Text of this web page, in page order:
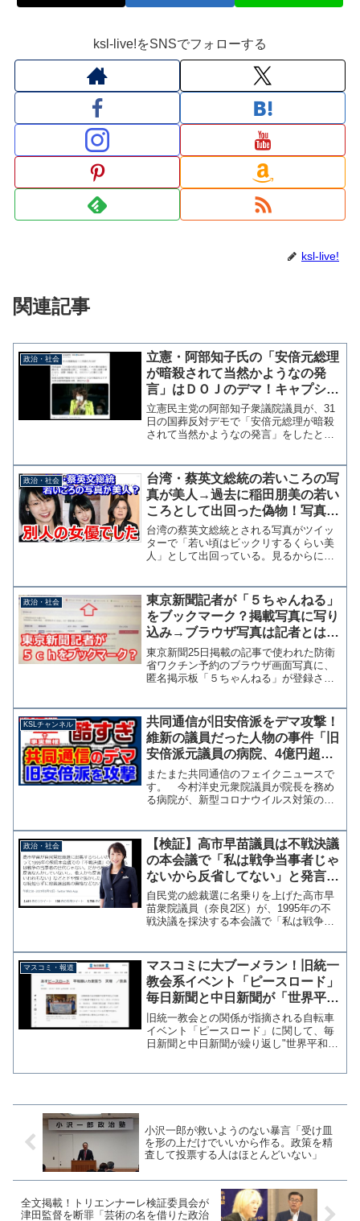
ksl-live!をSNSでフォローする
ksl-live!
関連記事
政治・社会
立憲・阿部知子氏の「安倍元総理
が暗殺されて当然かようなの発
言」はＤＯＪのデマ！キャプショ
ンを使った悪質トリック投稿
立憲民主党の阿部知子衆議院議員が、31
日の国葬反対デモで「安倍元総理が暗殺
されて当然かようなの発言」をしたとし
ものではないとして否定しているが、問
題となった切取り動画は...
政治・社会
台湾・蔡英文総統の若いころの写
真が美人→過去に稲田朋美の若い
ころとして出回った偽物！写真の
人物は女優の長谷川恵美さん？
台湾の蔡英文総統とされる写真がツイッ
ターで「若い頃はビックリするくらい美
人」として出回っている。見るからに時
年前、稲田朋美防衛大臣（当時）の若い
ころの写真としてネット上...
政治・社会
東京新聞記者が「５ちゃんねる」
をブックマーク？掲載写真に写り
込み→ブラウザ写真は記者とは別
の一般人のもの
東京新聞25日掲載の記事で使われた防衛
省ワクチン予約のブラウザ画面写真に、
匿名掲示板「５ちゃんねる」が登録され
手に消えた」 防衛省のワクチン予約シ
ステムでまた欠陥…担当...
KSLチャンネル
共同通信が旧安倍派をデマ攻撃！
維新の議員だった人物の事件「旧
安倍派元議員の病院、4億円超を
不正受給」と報じる【KSLチャン
ネル】
またまた共同通信のフェイクニュースで
す。 今村洋史元衆院議員が院長を務め
る病院が、新型コロナウイルス対策の補
『【速報】旧安倍派元議員の病院、4億円
超を不正受給』 これを見...
政治・社会
【検証】高市早苗議員は不戦決議
の本会議で「私は戦争当事者じゃ
ないから反省してない」と発言し
たのか？→登壇記録なし、別の委
員会発言を趣旨に反して切り取り
自民党の総裁選に名乗りを上げた高市早
苗衆院議員（奈良2区）が、1995年の不
戦決議を採決する本会議で「私は戦争の
反省を求められるいわれもない」と発言
したというツイッター...
マスコミ・報道
マスコミに大ブーメラン！旧統一
教会系イベント「ピースロード」
毎日新聞と中日新聞が「世界平和
願う団体」として好意的に複数回
紹介
旧統一教会との関係が指摘される自転車
イベント「ピースロード」に関して、毎
日新聞と中日新聞が繰り返し"世界平和平
小沢一郎が救いようのない暴言「受け皿
を形の上だけでいいから作る。政策を精
査して投票する人はほとんどいない」
全文掲載！トリエンナーレ検証委員会が
津田監督を断罪「芸術の名を借りた政治